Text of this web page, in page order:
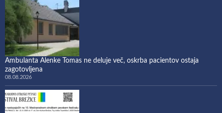
Ambulanta Alenke Tomas ne deluje več, oskrba pacientov ostaja
zagotovljena
08.08.2026